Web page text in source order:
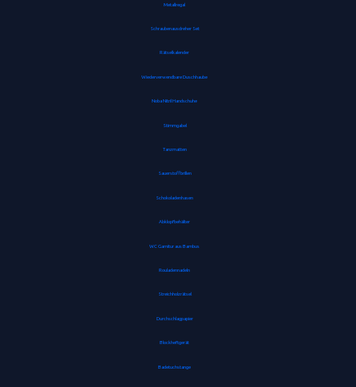
Metallregal
Schraubenausdreher Set
Rätselkalender
Wiederverwendbare Duschhaube
Noba Nitril Handschuhe
Stimmgabel
Tanzmatten
Sauerstoffbrillen
Schokoladenhasen
Abklopfbehälter
WC Garnitur aus Bambus
Rouladennadeln
Streichholzrätsel
Durchschlagpapier
Blockheftgerät
Badetuchstange